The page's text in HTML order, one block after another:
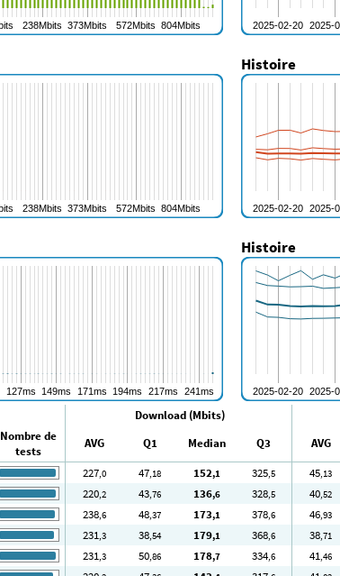
Histoire
Histoire
Download (Mbits)
Nombre de
tests
AVG Q1 Median Q3 AVG
227,0 47,18 152,1 325,5 45,13
220,2 43,76 136,6 328,5 40,52
238,6 48,37 173,1 378,6 46,93
231,3 38,54 179,1 368,6 38,71
231,3 50,86 178,7 334,6 41,46